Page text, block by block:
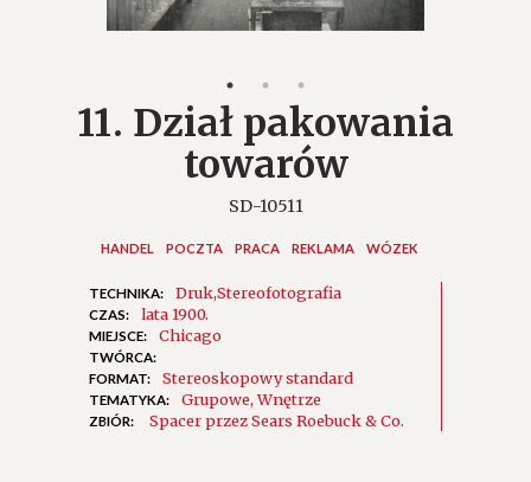
11. Dział pakowania
towarów
SD-10511
HANDEL POCZTA PRACA REKLAMA WÓZEK
TECHNIKA: DrukStereofotografia
CZAS: lata 1900.
MIEJSCE: Chicago
TWÓRCA:
FORMAT:
Stereoskopowy standard
TEMATYKA: Grupowe Wnętrze
ZBIÓR: Spacer przez Sears Roebuck & Co.